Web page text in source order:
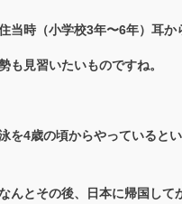
当時（小学校3年〜6年）耳
も見習いたいものですね。
を4歳の頃からやっているとい
んとその後、日本に帰国して